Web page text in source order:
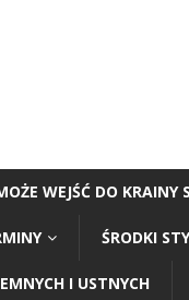
WEJŚĆ DO KRAINY
ŚRODKI
I USTNYCH